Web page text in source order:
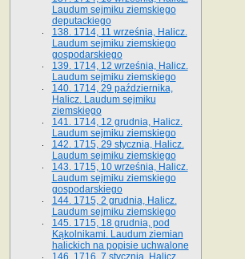
Laudum sejmiku ziemskiego
deputackiego
138. 1714, 11 września, Halicz.
Laudum sejmiku ziemskiego
gospodarskiego
139. 1714, 12 września, Halicz.
Laudum sejmiku ziemskiego
140. 1714, 29 października,
Halicz. Laudum sejmiku
ziemskiego
141. 1714, 12 grudnia, Halicz.
Laudum sejmiku ziemskiego
142. 1715, 29 stycznia, Halicz.
Laudum sejmiku ziemskiego
143. 1715, 10 września, Halicz.
Laudum sejmiku ziemskiego
gospodarskiego
144. 1715, 2 grudnia, Halicz.
Laudum sejmiku ziemskiego
145. 1715, 18 grudnia, pod
Kąkolnikami. Laudum ziemian
halickich na popisie uchwalone
146. 1716, 7 stycznia, Halicz.